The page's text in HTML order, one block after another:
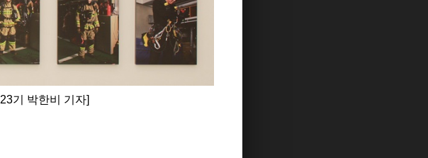
23기 박한비 기자]